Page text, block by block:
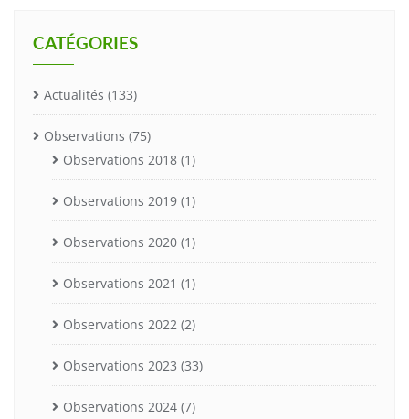
CATÉGORIES
Actualités (133)
Observations (75)
Observations 2018 (1)
Observations 2019 (1)
Observations 2020 (1)
Observations 2021 (1)
Observations 2022 (2)
Observations 2023 (33)
Observations 2024 (7)